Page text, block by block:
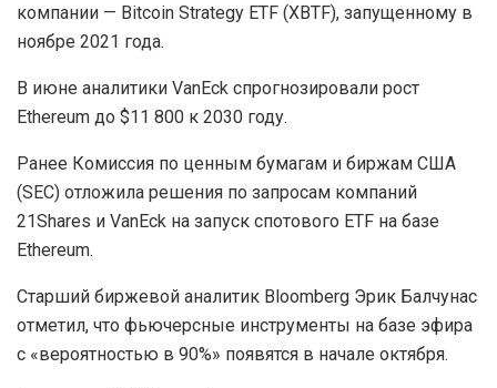
компании — Bitcoin Strategy ETF (XBTF), запущенному в
ноябре 2021 года.
В июне аналитики VanEck спрогнозировали рост
Ethereum до $11 800 к 2030 году.
Ранее Комиссия по ценным бумагам и биржам США
(SEC) отложила решения по запросам компаний
21Shares и VanEck на запуск спотового ETF на базе
Ethereum.
Старший биржевой аналитик Bloomberg Эрик Балчунас
отметил, что фьючерсные инструменты на базе эфира
с «вероятностью в 90%» появятся в начале октября.